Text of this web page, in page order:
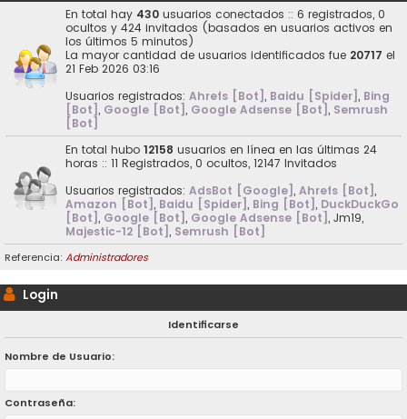
En total hay 430 usuarios conectados :: 6 registrados, 0
ocultos y 424 invitados (basados en usuarios activos en
los últimos 5 minutos)
La mayor cantidad de usuarios identificados fue 20717 el
21 Feb 2026 03:16
Usuarios registrados: Ahrefs [Bot], Baidu [Spider], Bing
[Bot], Google [Bot], Google Adsense [Bot], Semrush
[Bot]
En total hubo 12158 usuarios en línea en las últimas 24
horas :: 11 Registrados, 0 ocultos, 12147 Invitados
Usuarios registrados: AdsBot [Google], Ahrefs [Bot],
Amazon [Bot], Baidu [Spider], Bing [Bot], DuckDuckGo
[Bot], Google [Bot], Google Adsense [Bot], Jm19,
Majestic-12 [Bot], Semrush [Bot]
Referencia: Administradores
Login
Identificarse
Nombre de Usuario:
Contraseña: